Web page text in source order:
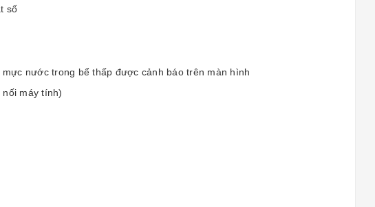
số
nước trong bể thấp được cảnh báo trên màn hình
nối máy tính)